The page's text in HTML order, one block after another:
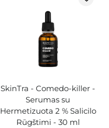
SkinTra - Comedo-killer -
Serumas su
Hermetizuota 2 % Salicilo
Rūgštimi - 30 ml